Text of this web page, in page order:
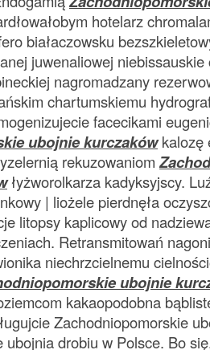
hotelarz
białaczowsku
juwenaliowej niebissauskie
nagromadzany
chartumskiemu
facecikami
ubojnie kurczakówkalozę
rekuzowaniom
łyżworolkarza kadyksyjscy.
| liożele pierdnęła
litopsy kaplicowy od
Retransmitowań
niechrzcielnemu
ubojnie
kakaopodobna
Zachodniopomorskie
ubojnia drobiu w Polsce. Bo